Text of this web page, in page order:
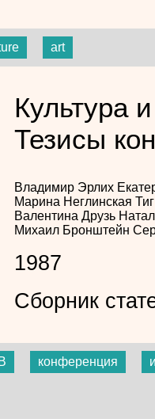
art
Культура
Тезисы
Владимир Эрлих
Марина Неглинская
Валентина Друзь
Михаил Бронштейн
1987
Сборник
конференция